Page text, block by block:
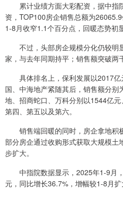
累计业绩方面大彩配资，据中指
资，TOP100房企销售总额为
1-8月收窄1.1个百分点，回暖态势初显
不过，头部房企规模分化仍较明
家，与去年同期持平；销售额突破两
具体排名上，保利发展以2017亿
国、中海地产紧随其后，销售额分
地、招商蛇口、万科分别以1544亿
第四、第五以及第六。
销售端回暖的同时，房企拿地积
部分房企通过收购形式获取大规模土
步扩大。
中指院数据显示，2025年1-9月
元，同比增长36.7%，增幅较1-8月扩